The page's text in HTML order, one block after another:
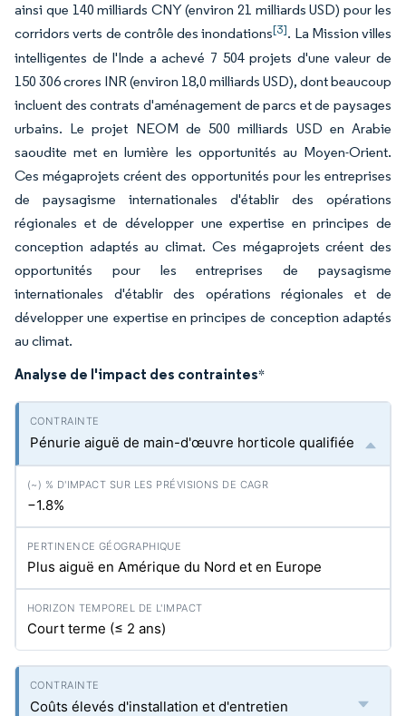
ainsi que 140 milliards CNY (environ 21 milliards USD) pour les
corridors verts de contrôle des inondations[3]. La Mission villes
intelligentes de l'Inde a achevé 7 504 projets d'une valeur de
150 306 crores INR (environ 18,0 milliards USD), dont beaucoup
incluent des contrats d'aménagement de parcs et de paysages
urbains. Le projet NEOM de 500 milliards USD en Arabie
saoudite met en lumière les opportunités au Moyen-Orient.
Ces mégaprojets créent des opportunités pour les entreprises
de paysagisme internationales d'établir des opérations
régionales et de développer une expertise en principes de
conception adaptés au climat. Ces mégaprojets créent des
opportunités pour les entreprises de paysagisme
internationales d'établir des opérations régionales et de
développer une expertise en principes de conception adaptés
au climat.
Analyse de l'impact des contraintes*
Pénurie aiguë de main-d'œuvre horticole qualifiée
−1.8%
Plus aiguë en Amérique du Nord et en Europe
Court terme (≤ 2 ans)
Coûts élevés d'installation et d'entretien